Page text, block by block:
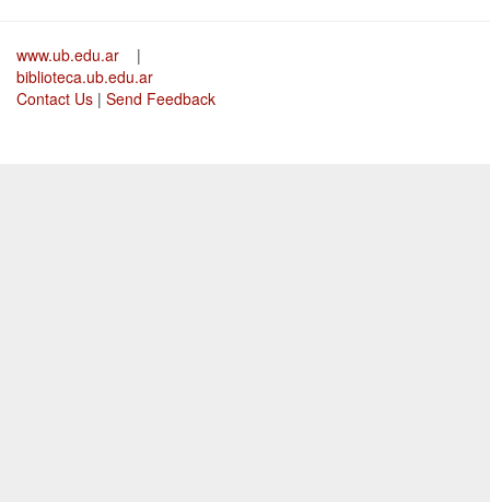
www.ub.edu.ar
|
biblioteca.ub.edu.ar
Contact Us | Send Feedback